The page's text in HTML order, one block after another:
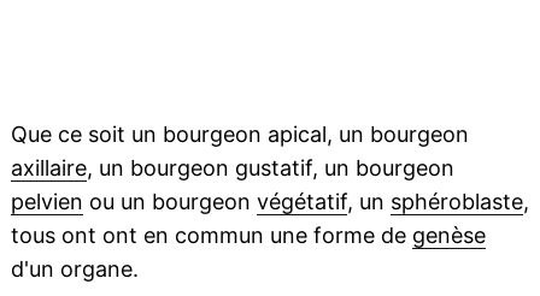
Que ce soit un bourgeon apical, un bourgeon
axillaire, un bourgeon gustatif, un bourgeon
pelvien ou un bourgeon végétatif, un sphéroblaste,
tous ont ont en commun une forme de genèse
d'un organe.